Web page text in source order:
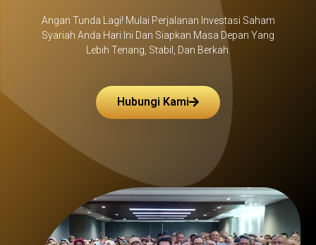
Angan Tunda Lagi! Mulai Perjalanan Investasi Saham
Syariah Anda Hari Ini Dan Siapkan Masa Depan Yang
Lebih Tenang, Stabil, Dan Berkah.
Hubungi Kami